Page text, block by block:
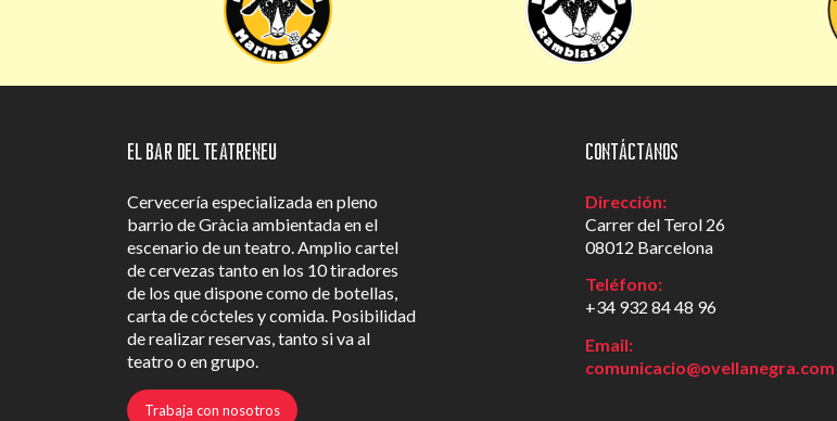
El Bar del Teatreneu
Cervecería especializada en pleno
barrio de Gràcia ambientada en el
escenario de un teatro. Amplio cartel
de cervezas tanto en los 10 tiradores
de los que dispone como de botellas,
carta de cócteles y comida. Posibilidad
de realizar reservas, tanto si va al
teatro o en grupo.
Trabaja con nosotros
Contáctanos
Dirección:
Carrer del Terol 26
08012 Barcelona
Teléfono:
+34 932 84 48 96
Email:
comunicacio@ovellanegra.com